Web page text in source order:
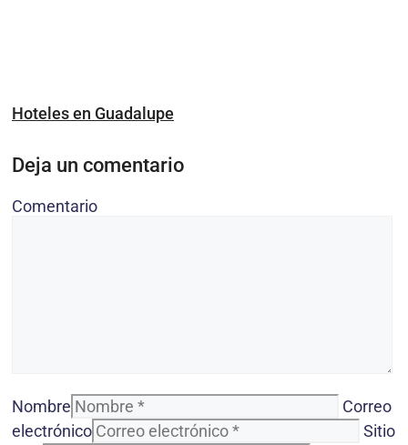
Hoteles en Guadalupe
Deja un comentario
Comentario
Nombre
Correo
electrónico
Sitio